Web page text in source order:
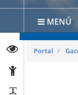
MENÚ
Abrir
Abrir
Reducir párrafos
Portal